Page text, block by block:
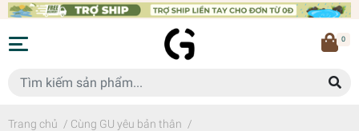
0
Trang chủ / Cùng GU yêu bản thân /